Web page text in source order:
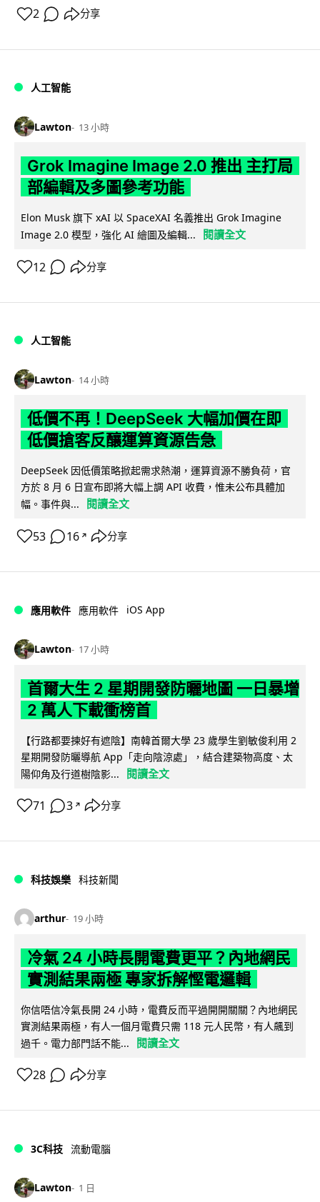
2 分享
人工智能
Lawton 13 小時
Grok Imagine Image 2.0 推出 主打局
部編輯及多圖參考功能
Elon Musk 旗下 xAI 以 SpaceXAI 名義推出 Grok Imagine
Image 2.0 模型，強化 AI 繪圖及編輯...
閱讀全文
12 分享
人工智能
Lawton 14 小時
低價不再！DeepSeek 大幅加價在即
低價搶客反釀運算資源告急
DeepSeek 因低價策略掀起需求熱潮，運算資源不勝負荷，官
方於 8 月 6 日宣布即將大幅上調 API 收費，惟未公布具體加
幅。事件與...
閱讀全文
53 16 ↗ 分享
應用軟件 應用軟件 iOS App
Lawton 17 小時
首爾大生 2 星期開發防曬地圖 一日暴增
2 萬人下載衝榜首
【行路都要揀好有遮陰】南韓首爾大學 23 歲學生劉敏俊利用 2
星期開發防曬導航 App「走向陰涼處」，結合建築物高度、太
陽仰角及行道樹陰影...
閱讀全文
71 3 ↗ 分享
科技娛樂 科技新聞
arthur 19 小時
冷氣 24 小時長開電費更平？內地網民
實測結果兩極 專家拆解慳電邏輯
你信唔信冷氣長開 24 小時，電費反而平過開開關關？內地網民
實測結果兩極，有人一個月電費只需 118 元人民幣，有人飆到
過千。電力部門話不能...
閱讀全文
28 分享
3C科技 流動電腦
Lawton 1 日